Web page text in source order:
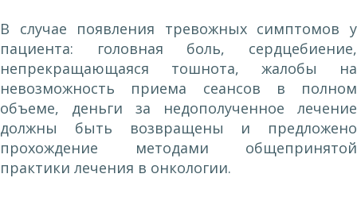
В случае появления тревожных симптомов у
пациента: головная боль, сердцебиение,
непрекращающаяся тошнота, жалобы на
невозможность приема сеансов в полном
объеме, деньги за недополученное лечение
должны быть возвращены и предложено
прохождение методами общепринятой
практики лечения в онкологии.